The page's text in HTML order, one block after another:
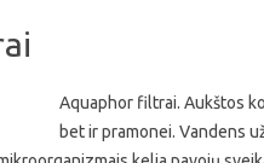
Aquaphor filtrai. Aukštos
bet ir pramonei. Vandens